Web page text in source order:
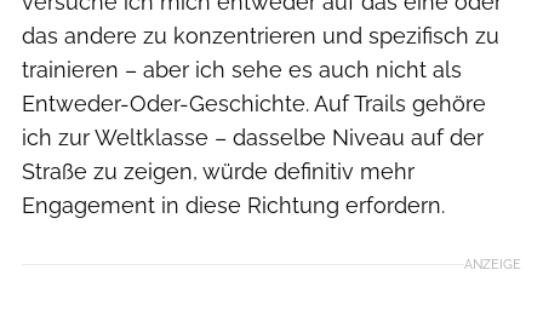
das andere zu konzentrieren und spezifisch zu
trainieren – aber ich sehe es auch nicht als
Entweder-Oder-Geschichte. Auf Trails gehöre
ich zur Weltklasse – dasselbe Niveau auf der
Straße zu zeigen, würde definitiv mehr
Engagement in diese Richtung erfordern.
ANZEIGE